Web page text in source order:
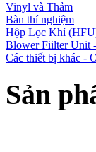
Vinyl và Thảm
Bàn thí nghiệm
Hộp Lọc Khí
Blower Fiilter Unit
Các thiết bị khác -
Sản